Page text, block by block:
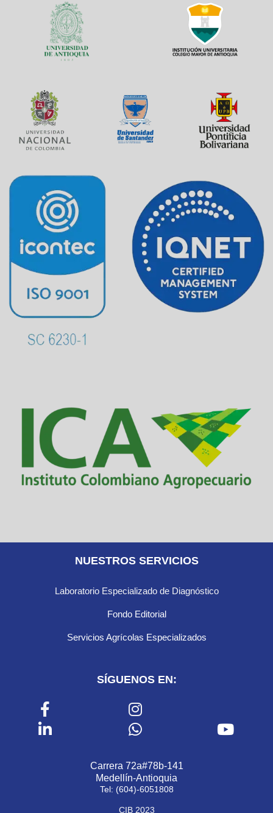
NUESTROS SERVICIOS
Laboratorio Especializado de Diagnóstico
Fondo Editorial
Servicios Agrícolas Especializados
SÍGUENOS EN:
Carrera 72a#78b-141
Medellín-Antioquia
Tel: (604)-6051808
CIB 2023